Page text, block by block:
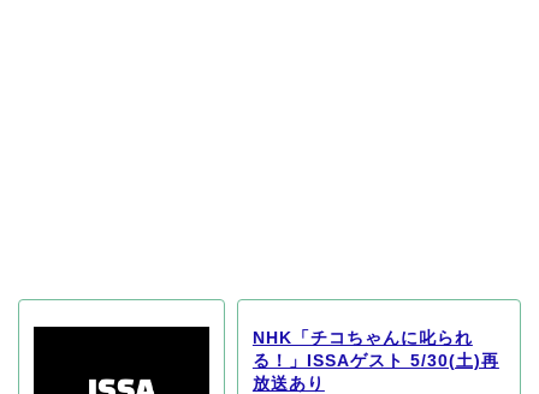
NHK「チコちゃんに叱られ
る！」ISSAゲスト 5/30(土)再
放送あり